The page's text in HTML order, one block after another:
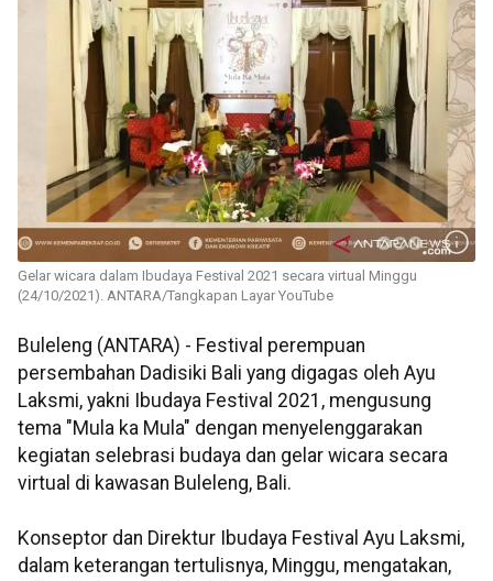
Gelar wicara dalam Ibudaya Festival 2021 secara virtual Minggu
(24/10/2021). ANTARA/Tangkapan Layar YouTube
Buleleng (ANTARA) - Festival perempuan
persembahan Dadisiki Bali yang digagas oleh Ayu
Laksmi, yakni Ibudaya Festival 2021, mengusung
tema "Mula ka Mula" dengan menyelenggarakan
kegiatan selebrasi budaya dan gelar wicara secara
virtual di kawasan Buleleng, Bali.
Konseptor dan Direktur Ibudaya Festival Ayu Laksmi,
dalam keterangan tertulisnya, Minggu, mengatakan,